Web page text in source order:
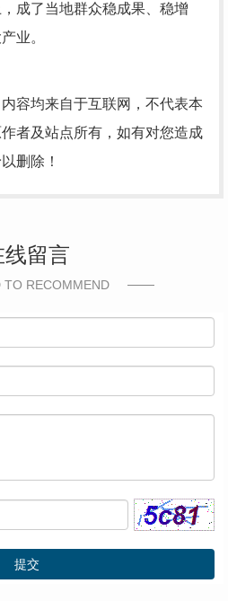
成了当地群众稳成果、稳增
业。
容均来自于互联网，不代表本
者及站点所有，如有对您造成
删除！
线留言
TO RECOMMEND
提交